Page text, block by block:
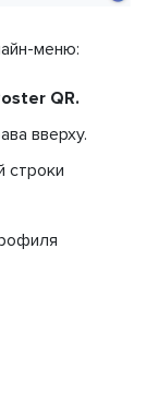
меню:
QR.
вверху.
строки